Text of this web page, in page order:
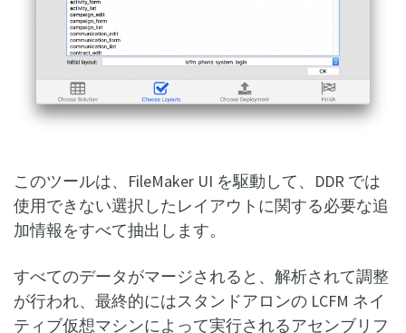
このツールは、FileMaker UI を駆動して、DDR では
使用できない選択したレイアウトに関する必要な追
加情報をすべて抽出します。
すべてのデータがマージされると、解析されて調整
が行われ、最終的にはスタンドアロンの LCFM ネイ
ティブ仮想マシンによって実行されるアセンブリフ